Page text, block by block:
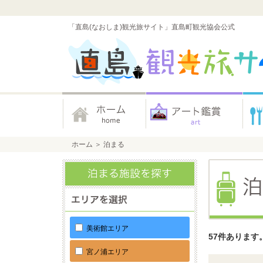
「直島(なおしま)観光旅サイト」直島町観光協会公式
ホーム ＞ 泊まる
57件あります
美術館エリア
宮ノ浦エリア